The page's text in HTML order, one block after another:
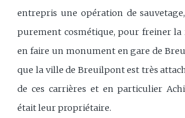
entrepris une opération de
purement cosmétique, pour freiner
en faire un monument en gare de
que la ville de Breuilpont est très
de ces carrières et en particulier
était leur propriétaire.